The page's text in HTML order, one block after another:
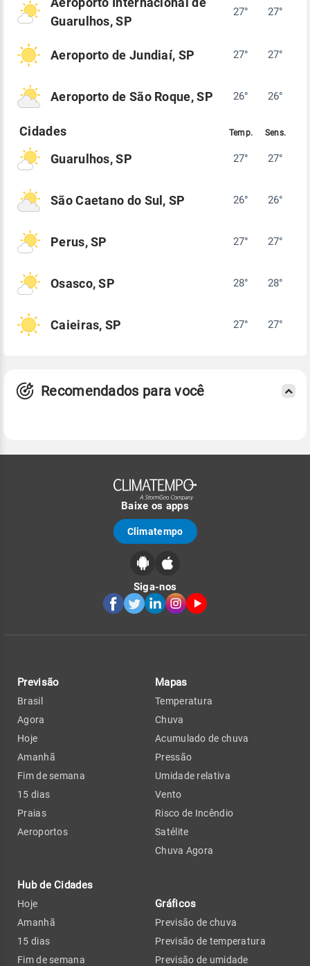
Guarulhos, SP
27° 27°
Aeroporto de Jundiaí, SP 27° 27°
Aeroporto de São Roque, SP 26° 26°
Guarulhos, SP 27° 27°
São Caetano do Sul, SP 26° 26°
Perus, SP 27° 27°
Osasco, SP 28° 28°
Caieiras, SP 27° 27°
Recomendados para você
Baixe os apps
Climatempo
Siga-nos
Previsão
Brasil
Agora
Hoje
Amanhã
Fim de semana
15 dias
Praias
Aeroportos
Hub de Cidades
Hoje
Amanhã
15 dias
Fim de semana
Mapas
Temperatura
Chuva
Acumulado de chuva
Pressão
Umidade relativa
Vento
Risco de Incêndio
Satélite
Chuva Agora
Gráficos
Previsão de chuva
Previsão de temperatura
Previsão de umidade